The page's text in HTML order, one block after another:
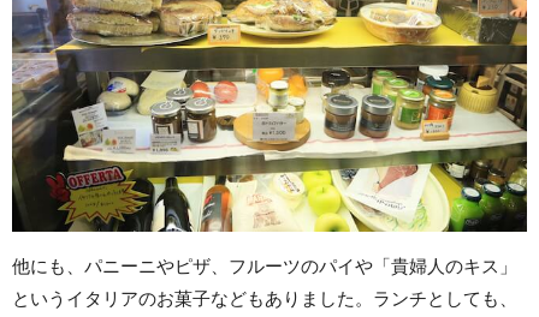
他にも、パニーニやピザ、フルーツのパイや「貴婦人のキス」
というイタリアのお菓子などもありました。ランチとしても、